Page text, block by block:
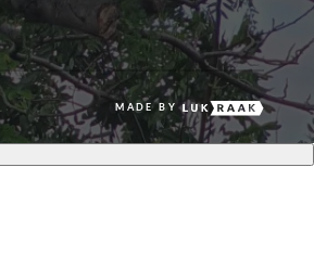
MADE BY